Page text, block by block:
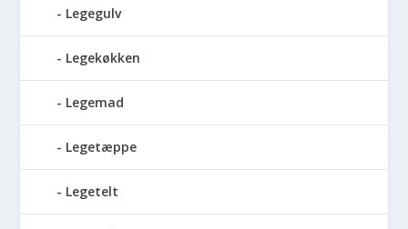
Legegulv
Legekøkken
Legemad
Legetæppe
Legetelt